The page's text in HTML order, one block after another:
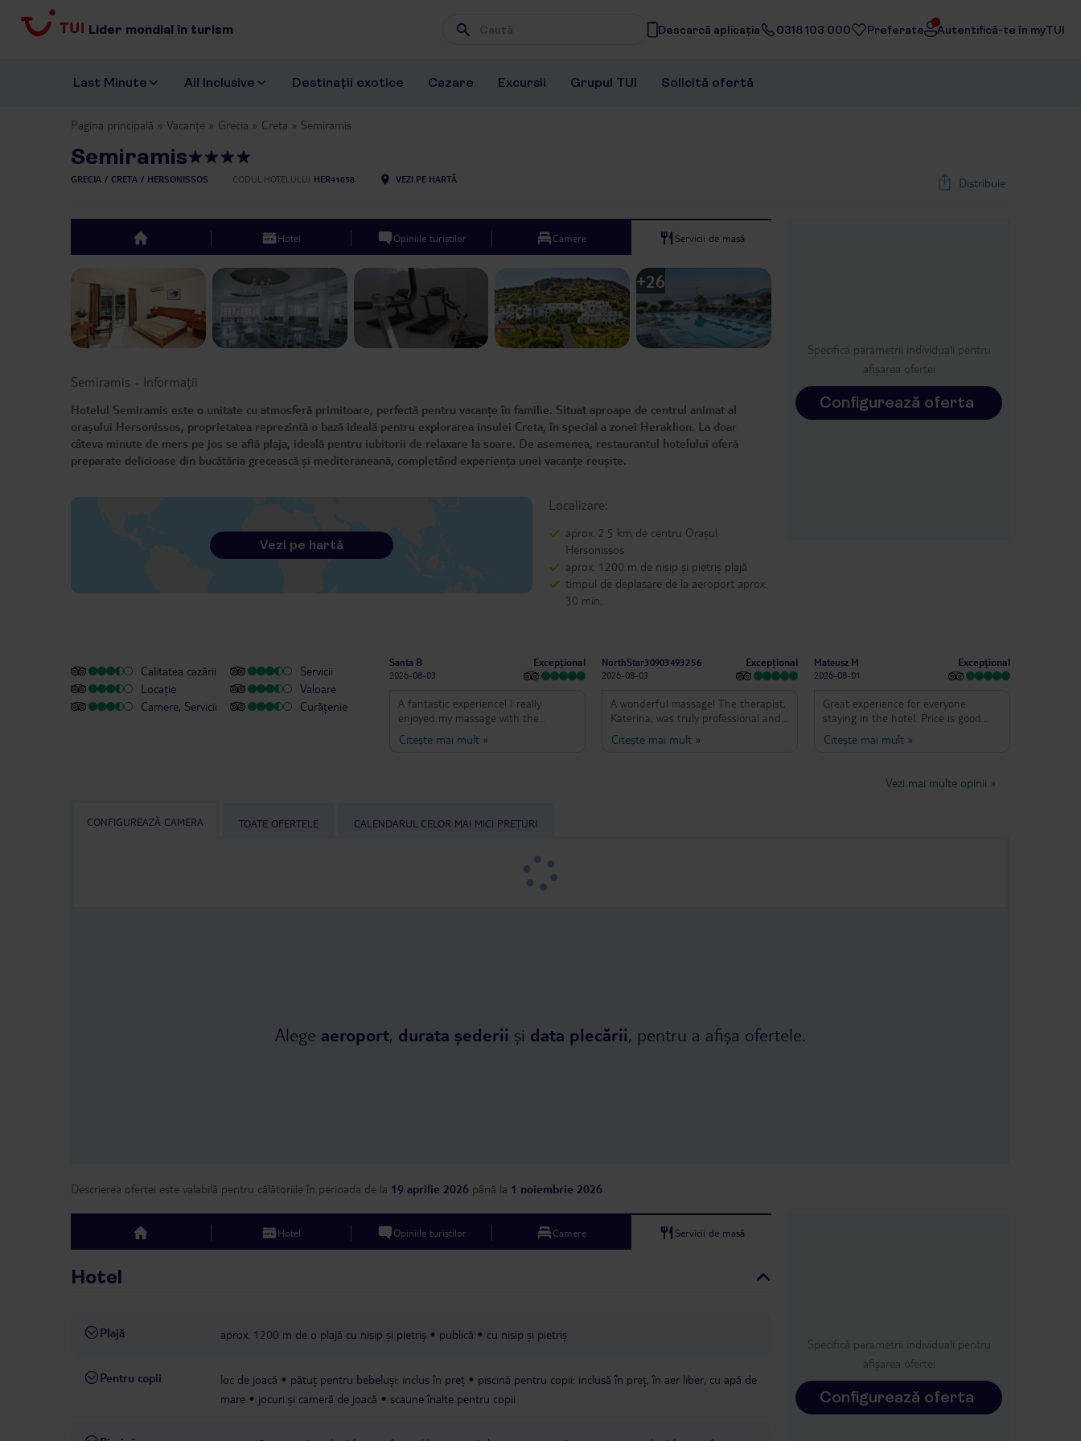
Lider mondial în turism Wpisz frazę, której szukasz
Descarcă aplicația 0318 103 000 Preferate Autentifică-te în myTUI
Last Minute All Inclusive Destinații exotice Cazare Excursii Grupul TUI Solicită ofertă
Pagina principală Vacanțe Grecia Creta Semiramis
Semiramis
GRECIA CRETA HERSONISSOS CODUL HOTELULUI HER41058 VEZI PE HARTĂ Distribuie
Specifică parametrii individuali pentru
afișarea ofertei
Configurează oferta
top Hotel Opiniile turiștilor Camere Servicii de masă
Next slide
1/32
+26
Semiramis - Informații
Hotelul Semiramis este o unitate cu atmosferă primitoare, perfectă pentru vacanțe în familie. Situat aproape de centrul animat al
orașului Hersonissos, proprietatea reprezintă o bază ideală pentru explorarea insulei Creta, în special a zonei Heraklion. La doar
câteva minute de mers pe jos se află plaja, ideală pentru iubitorii de relaxare la soare. De asemenea, restaurantul hotelului oferă
preparate delicioase din bucătăria grecească și mediteraneană, completând experiența unei vacanțe reușite.
Localizare:
aprox. 2.5 km de centru Orașul
Hersonissos
aprox. 1200 m de nisip și pietriș plajă
timpul de deplasare de la aeroport aprox.
30 min.
Vezi pe hartă
Calitatea cazării
Locație
Camere, Servicii
Servicii
Valoare
Curățenie
Santa B
2026-08-03
Excepțional
A fantastic experience! I really
enjoyed my massage with the
wonderful therapist Inna! The place
was very clean and tidy, and the
massage and the lovely therapist
Citește mai mult »
NorthStar30903493256
2026-08-03
Excepțional
A wonderful massage! The therapist,
Katerina, was truly professional and
very, very polite! I’d be more than
happy to go back again. The room
Citește mai mult»
Mateusz M
2026-08-01
Excepțional
Great experience for everyone
staying in the hotel. Price is good
and I especially recommend ladies
Inna and Katarina which took care of
Citește mai mult»
Vezi mai multe opinii »
CONFIGUREAZĂ CAMERA TOATE OFERTELE CALENDARUL CELOR MAI MICI PREȚURI
Alege aeroport, durata șederii și data plecării, pentru a afișa ofertele.
Descrierea ofertei este valabilă pentru călătoriile în perioada de la 19 aprilie 2026 până la 1 noiembrie 2026
top Hotel Opiniile turiștilor Camere Servicii de masă
Hotel
Plajă aprox. 1200 m de o plajă cu nisip și pietriș publică cu nisip și pietriș
Pentru copii loc de joacă pătuț pentru bebeluși: inclus în preț
piscină pentru copii: inclusă în preț, în aer liber, cu apă de
mare
jocuri și cameră de joacă scaune înalte pentru copii
Specifică parametrii individuali pentru
afișarea ofertei
Configurează oferta